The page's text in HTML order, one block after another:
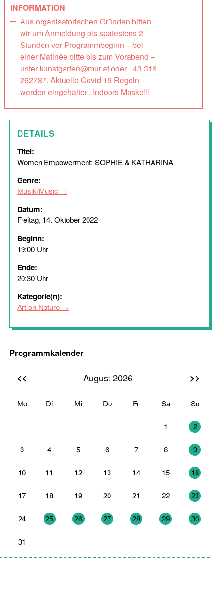
INFORMATION
Aus organisatorischen Gründen bitten
wir um Anmeldung bis spätestens 2
Stunden vor Programmbeginn – bei
einer Matinée bitte bis zum Vorabend –
unter kunstgarten@mur.at oder +43 316
262787. Aktuelle Covid 19 Regeln
werden eingehalten. Indoors Maske!!!
DETAILS
Titel:
Women Empowerment: SOPHIE & KATHARINA
Genre:
Musik/Music
Datum:
Freitag, 14. Oktober 2022
Beginn:
19:00 Uhr
Ende:
20:30 Uhr
Kategorie(n):
Art on Nature
Programmkalender
<< August 2026 >>
Mo Di Mi Do Fr Sa So
1 2
3 4 5 6 7 8 9
10 11 12 13 14 15 16
17 18 19 20 21 22 23
24 25 26 27 28 29 30
31